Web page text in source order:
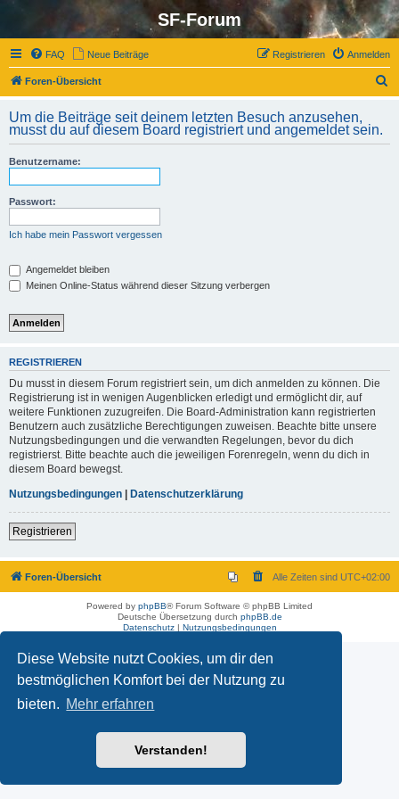
Diese Website nutzt Cookies, um dir den
bestmöglichen Komfort bei der Nutzung zu
bieten. Mehr erfahren
Verstanden!
SF-Forum
FAQ Neue Beiträge Anmelden
Registrieren
Foren-Übersicht
h
Um die Beiträge seit deinem letzten Besuch anzusehen,
musst du auf diesem Board registriert und angemeldet sein.
Benutzername:
Passwort:
Ich habe mein Passwort vergessen
Angemeldet bleiben
Meinen Online-Status während dieser Sitzung verbergen
REGISTRIEREN
Du musst in diesem Forum registriert sein, um dich anmelden zu können. Die
Registrierung ist in wenigen Augenblicken erledigt und ermöglicht dir, auf
weitere Funktionen zuzugreifen. Die Board-Administration kann registrierten
Benutzern auch zusätzliche Berechtigungen zuweisen. Beachte bitte unsere
Nutzungsbedingungen und die verwandten Regelungen, bevor du dich
registrierst. Bitte beachte auch die jeweiligen Forenregeln, wenn du dich in
diesem Board bewegst.
Nutzungsbedingungen | Datenschutzerklärung
Registrieren
Foren-Übersicht Alle Zeiten sind UTC+02:00
Powered by phpBB® Forum Software © phpBB Limited
Deutsche Übersetzung durch phpBB.de
Datenschutz| Nutzungsbedingungen